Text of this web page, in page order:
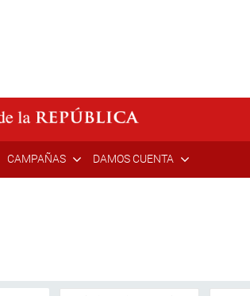
CAMPAÑAS DAMOS CUENTA